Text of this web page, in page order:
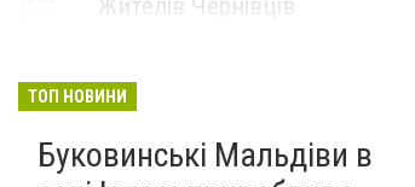
Жителів Чернівців
цивільним
ТОП НОВИНИ
Буковинські Мальдіви в